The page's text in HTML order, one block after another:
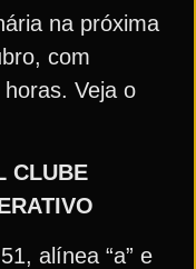
na próxima
com
Veja o
CLUBE
alínea “a” e